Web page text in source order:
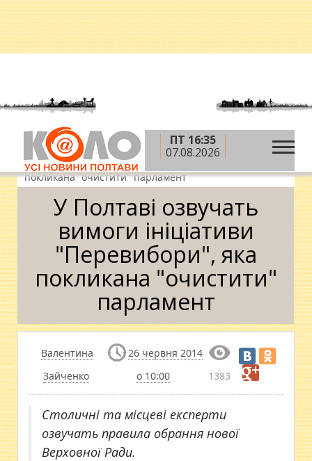
ПТ 16:35
07.08.2026
Головна » Новини » Суспільство
У Полтаві
озвучать вимоги ініціативи "Перевибори", яка
покликана "очистити" парламент
У Полтаві озвучать
вимоги ініціативи
"Перевибори", яка
покликана "очистити"
парламент
Валентина
Зайченко
26 червня 2014
о 10:00
1383
Столичні та місцеві експерти
озвучать правила обрання нової
Верховної Ради.